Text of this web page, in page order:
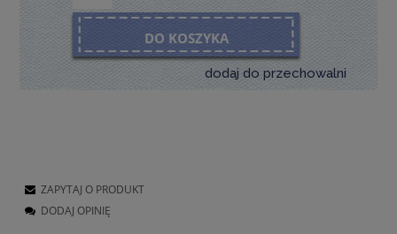
DO KOSZYKA
dodaj do przechowalni
ZAPYTAJ O PRODUKT
DODAJ OPINIĘ